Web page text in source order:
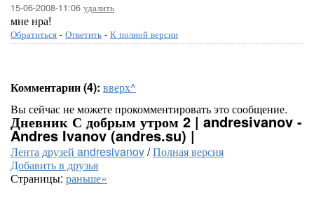
15-06-2008-11:06 удалить
мне нра!
Обратиться - Ответить - К полной версии
Комментарии (4): вверх^
Вы сейчас не можете прокомментировать это сообщение.
Дневник С добрым утром 2 | andresivanov -
Andres Ivanov (andres.su) |
Лента друзей andresivanov/Полная версия
Добавить в друзья
Страницы: раньше»